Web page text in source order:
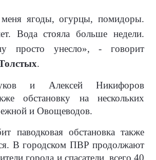
ягоды, огурцы, помидоры.
Вода стояла больше недели.
просто унесло», - говорит
.
и Алексей Никифоров
обстановку на нескольких
и Овощеводов.
паводковая обстановка также
В городском ПВР продолжают
города и спасатели, всего 40